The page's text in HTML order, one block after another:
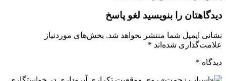
دیدگاهتان را بنویسید لغو پاسخ
نشانی ایمیل شما منتشر نخواهد شد. بخش‌های موردنیاز
علامت‌گذاری شده‌اند *
دیدگاه *